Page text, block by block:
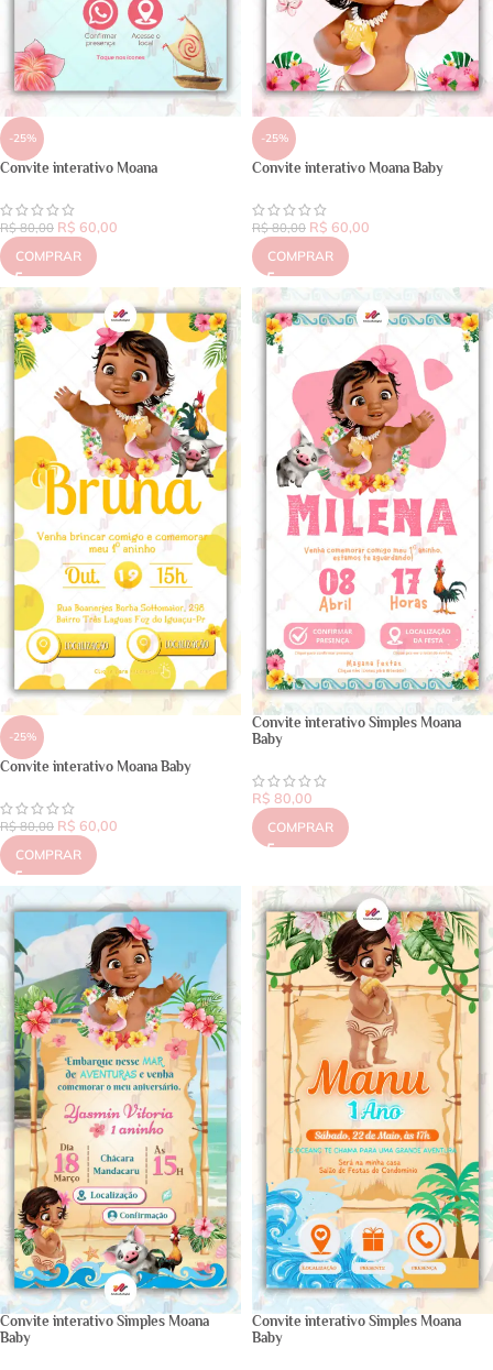
-25%
Convite interativo Moana
R$80,00 R$ 60,00
COMPRAR
-25%
Convite interativo Moana Baby
R$80,00 R$ 60,00
COMPRAR
-25%
Convite interativo Moana Baby
R$80,00 R$ 60,00
COMPRAR
Convite interativo Simples Moana
Baby
R$ 80,00
COMPRAR
Convite interativo Simples Moana
Baby
Convite interativo Simples Moana
Baby